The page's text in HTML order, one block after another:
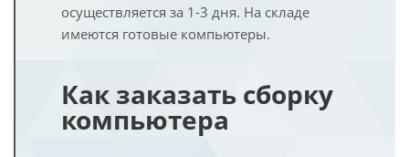
осуществляется за 1-3 дня. На складе
имеются готовые компьютеры.
Как заказать сборку
компьютера